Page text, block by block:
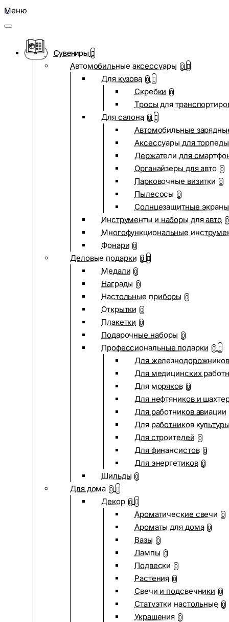
Меню
Сувениры
Автомобильные аксессуары 0
Для кузова 0
Скребки 0
Тросы для
Для салона 0
Автомобильные
Аксессуары для
Держатели для
Органайзеры для авто 0
Парковочные визитки 0
Пылесосы 0
Солнцезащитные экраны
Инструменты и наборы для авто 0
Многофункциональные
Фонари 0
Деловые подарки 0
Медали 0
Награды 0
Настольные приборы 0
Открытки 0
Плакетки 0
Подарочные наборы 0
Профессиональные подарки 0
Для железнодорожников
Для медицинских
Для моряков 0
Для нефтяников и
Для работников авиации
Для работников
Для строителей 0
Для финансистов 0
Для энергетиков 0
Шильды 0
Для дома 0
Декор 0
Ароматические свечи 0
Ароматы для дома 0
Вазы 0
Лампы 0
Подвески 0
Растения 0
Свечи и подсвечники 0
Статуэтки настольные 0
Украшения 0